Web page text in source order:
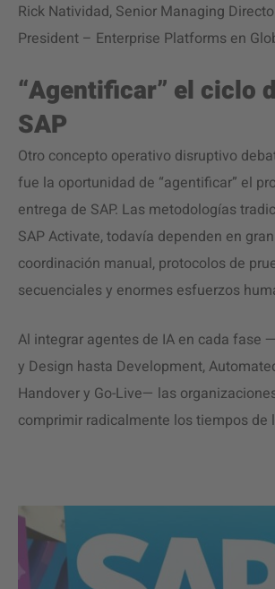
Rick Natividad, Senior Managing
President – Enterprise Platforms en
“Agentificar” el ciclo
SAP
Otro concepto operativo disruptivo
fue la oportunidad de “agentificar” el
entrega de SAP. Las metodologías
SAP Activate, todavía dependen en
coordinación manual, protocolos de
secuenciales y enormes esfuerzos
Al integrar agentes de IA en cada fase
y Design hasta Development,
Handover y Go-Live— las
comprimir radicalmente los tiempos de